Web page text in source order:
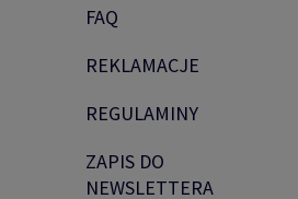
FAQ
REKLAMACJE
REGULAMINY
ZAPIS DO
NEWSLETTERA